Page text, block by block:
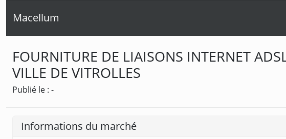
Macellum
FOURNITURE DE LIAISONS INTERNET
VILLE DE VITROLLES
Publié le : -
Informations du marché